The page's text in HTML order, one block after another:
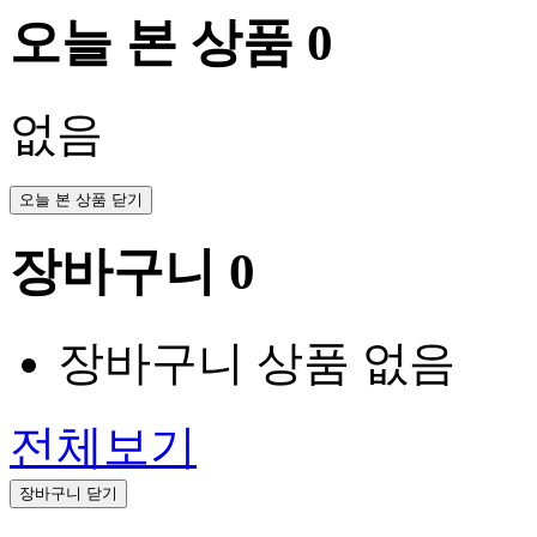
오늘 본 상품 0
없음
오늘 본 상품 닫기
장바구니 0
장바구니 상품 없음
전체보기
장바구니 닫기